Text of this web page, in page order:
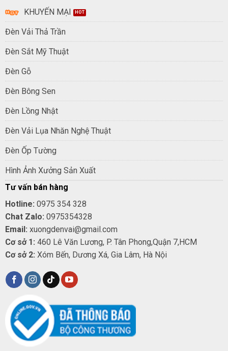
KHUYẾN MẠI
Đèn Vải Thả Trần
Đèn Sắt Mỹ Thuật
Đèn Gỗ
Đèn Bông Sen
Đèn Lồng Nhật
Đèn Vải Lụa Nhăn Nghệ Thuật
Đèn Ốp Tường
Hình Ảnh Xưởng Sản Xuất
Tư vấn bán hàng
Hotline: 0975 354 328
Chat Zalo: 0975354328
Email: xuongdenvai@gmail.com
Cơ sở 1: 460 Lê Văn Lương, P. Tân Phong,Quận 7,HCM
Cơ sở 2: Xóm Bến, Dương Xá, Gia Lâm, Hà Nội